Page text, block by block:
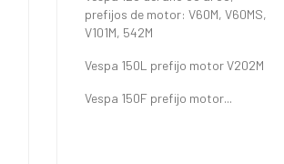
prefijos de motor: V60M, V60MS,
V101M, 542M
Vespa 150L prefijo motor V202M
Vespa 150F prefijo motor...